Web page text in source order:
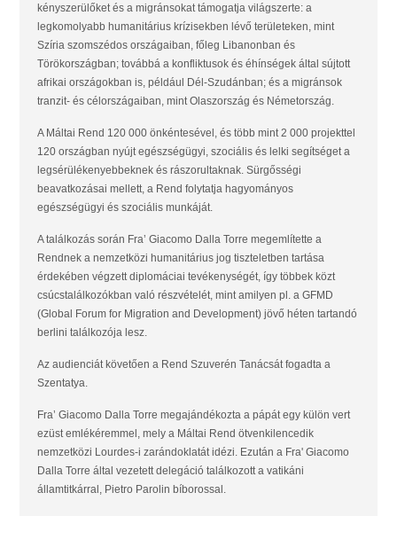
kényszerülőket és a migránsokat támogatja világszerte: a
legkomolyabb humanitárius krízisekben lévő területeken, mint
Szíria szomszédos országaiban, főleg Libanonban és
Törökországban; továbbá a konfliktusok és éhínségek által sújtott
afrikai országokban is, például Dél-Szudánban; és a migránsok
tranzit- és célországaiban, mint Olaszország és Németország.
A Máltai Rend 120 000 önkéntesével, és több mint 2 000 projekttel
120 országban nyújt egészségügyi, szociális és lelki segítséget a
legsérülékenyebbeknek és rászorultaknak. Sürgősségi
beavatkozásai mellett, a Rend folytatja hagyományos
egészségügyi és szociális munkáját.
A találkozás során Fra’ Giacomo Dalla Torre megemlítette a
Rendnek a nemzetközi humanitárius jog tiszteletben tartása
érdekében végzett diplomáciai tevékenységét, így többek közt
csúcstalálkozókban való részvételét, mint amilyen pl. a GFMD
(Global Forum for Migration and Development) jövő héten tartandó
berlini találkozója lesz.
Az audienciát követően a Rend Szuverén Tanácsát fogadta a
Szentatya.
Fra’ Giacomo Dalla Torre megajándékozta a pápát egy külön vert
ezüst emlékéremmel, mely a Máltai Rend ötvenkilencedik
nemzetközi Lourdes-i zarándoklatát idézi. Ezután a Fra' Giacomo
Dalla Torre által vezetett delegáció találkozott a vatikáni
államtitkárral, Pietro Parolin bíborossal.